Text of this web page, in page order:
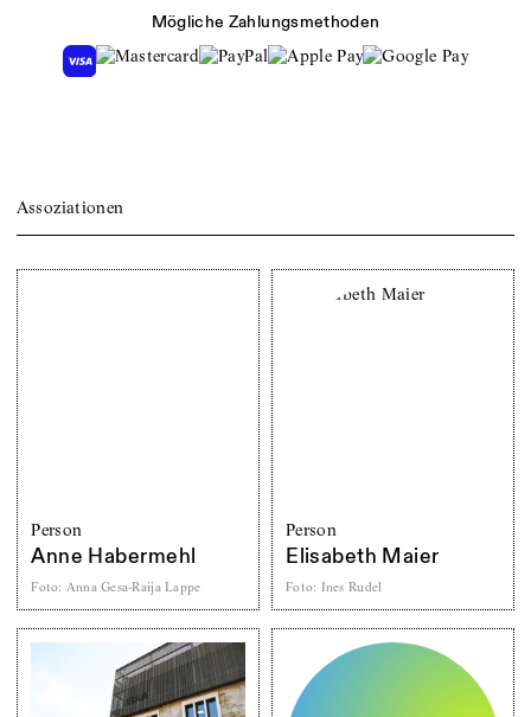
Mögliche Zahlungsmethoden
Assoziationen
Person
Anne Habermehl
Foto: Anna Gesa-Raija Lappe
Person
Elisabeth Maier
Foto: Ines Rudel